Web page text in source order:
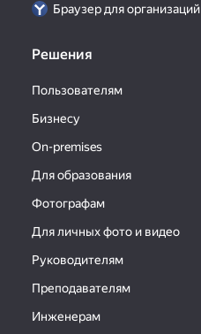
Браузер для организаций
Решения
Пользователям
Бизнесу
On-premises
Для образования
Фотографам
Для личных фото и видео
Руководителям
Преподавателям
Инженерам